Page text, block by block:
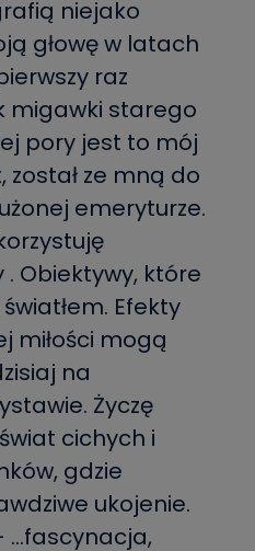
niejako
głowę w latach
raz
migawki starego
pory jest to mój
ze mną do
emeryturze.
. Obiektywy, które
Efekty
miłości mogą
na
Życzę
cichych i
gdzie
ukojenie.
…fascynacja,